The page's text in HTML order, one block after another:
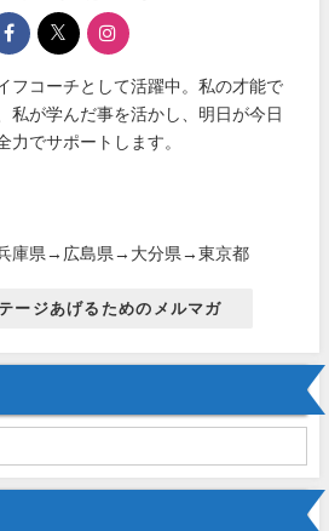
フコーチとして活躍中。私の才能で
私が学んだ事を活かし、明日が今日
力でサポートします。
庫県→広島県→大分県→東京都
ージあげるためのメルマガ